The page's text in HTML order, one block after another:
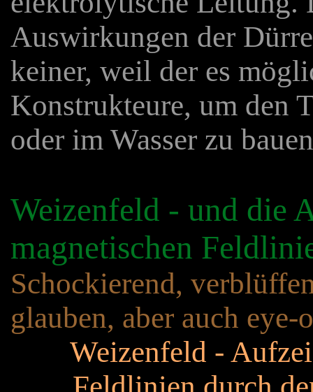
Auswirkungen der
keiner, weil der es
Konstrukteure, um den
oder im Wasser zu
Weizenfeld - und die
magnetischen
Schockierend,
glauben, aber auch
Weizenfeld -